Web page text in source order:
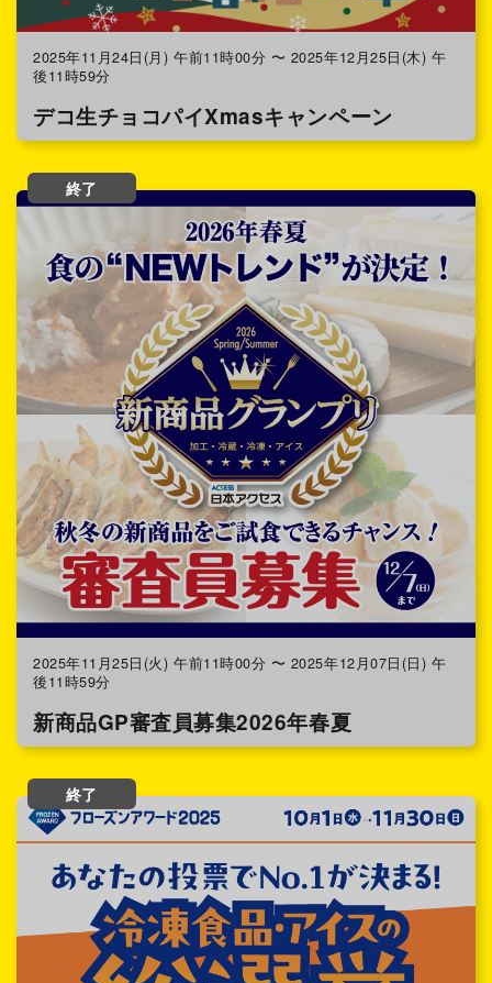
2025年11月24日(月) 午前11時00分 〜 2025年12月25日(木) 午
後11時59分
デコ生チョコパイXmasキャンペーン
終了
2025年11月25日(火) 午前11時00分 〜 2025年12月07日(日) 午
後11時59分
新商品GP審査員募集2026年春夏
終了